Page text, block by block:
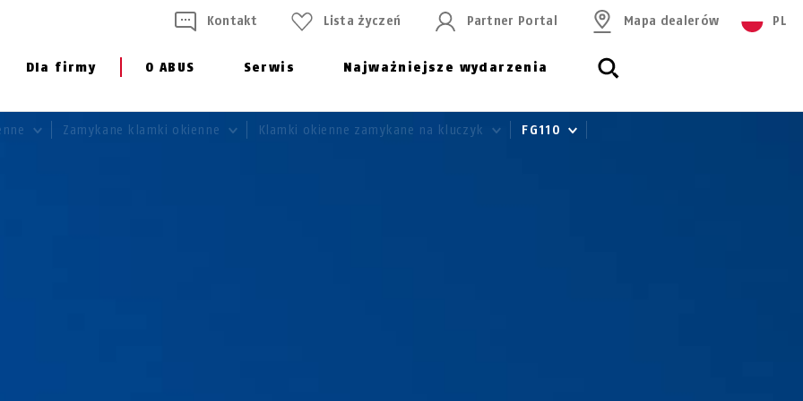
Dla firmy O ABUS Serwis Najważniejsze wydarzenia
Kontakt Lista życzeń Partner Portal Mapa dealerów PL
Zamykane klamki okienne Klamki okienne zamykane na kluczyk FG110